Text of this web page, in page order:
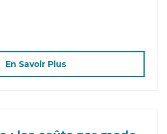
En Savoir Plus